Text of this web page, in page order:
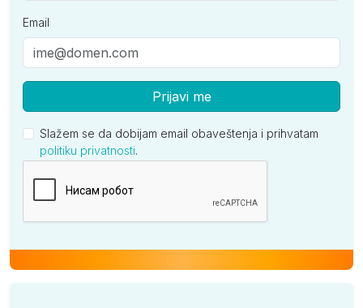
Email
Prijavi me
Slažem se da dobijam email obaveštenja i prihvatam
politiku privatnosti.